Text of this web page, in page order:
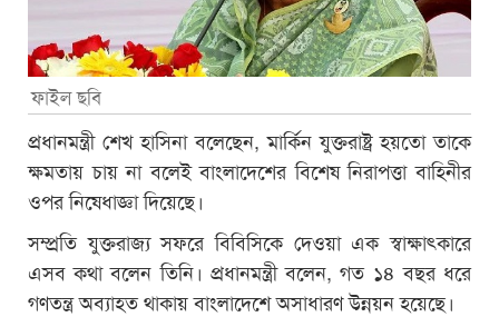
ফাইল ছবি
প্রধানমন্ত্রী শেখ হাসিনা বলেছেন, মার্কিন যুক্তরাষ্ট্র হয়তো তাকে
ক্ষমতায় চায় না বলেই বাংলাদেশের বিশেষ নিরাপত্তা বাহিনীর
ওপর নিষেধাজ্ঞা দিয়েছে।
সম্প্রতি যুক্তরাজ্য সফরে বিবিসিকে দেওয়া এক স্বাক্ষাৎকারে
এসব কথা বলেন তিনি। প্রধানমন্ত্রী বলেন, গত ১৪ বছর ধরে
গণতন্ত্র অব্যাহত থাকায় বাংলাদেশে অসাধারণ উন্নয়ন হয়েছে।